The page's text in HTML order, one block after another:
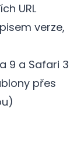
URL
verze,
9 a Safari 3
přes